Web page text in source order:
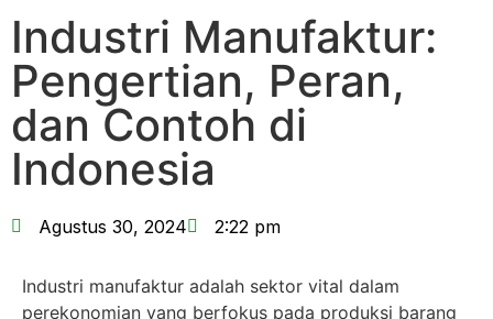
Industri Manufaktur:
Pengertian, Peran,
dan Contoh di
Indonesia
Agustus 30, 2024 2:22 pm
Industri manufaktur adalah sektor vital dalam
perekonomian yang berfokus pada produksi barang